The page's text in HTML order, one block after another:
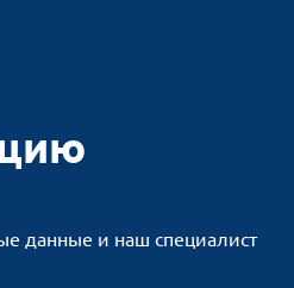
данные и наш специалист